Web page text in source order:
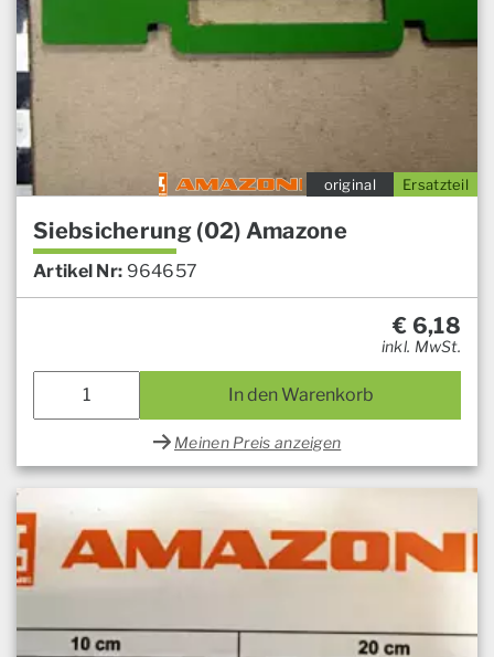
Ersatzteil
original
Siebsicherung (02) Amazone
Artikel Nr: 964657
€ 6,18
inkl. MwSt.
In den Warenkorb
Meinen Preis anzeigen